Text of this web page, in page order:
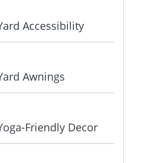
Accessibility
Awnings
Friendly Decor